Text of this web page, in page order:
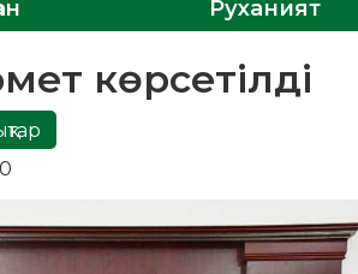
Руханият
көрсетілді